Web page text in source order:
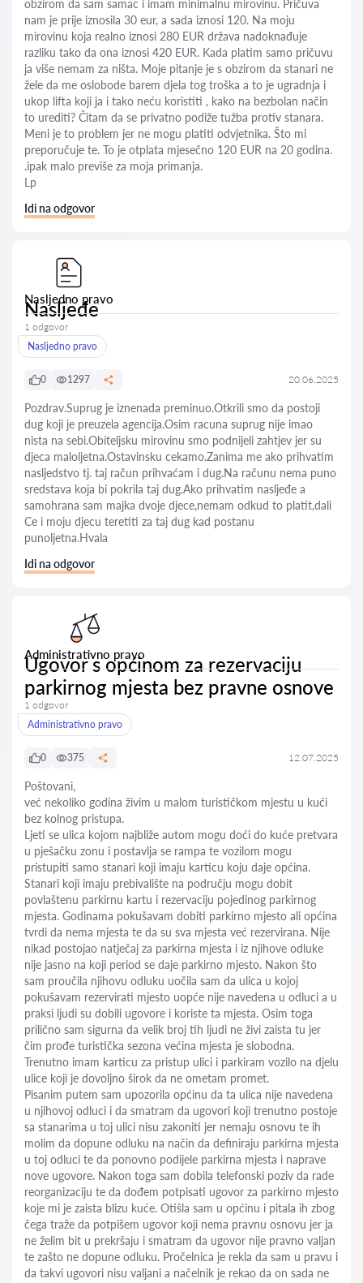
obzirom da sam samac i imam minimalnu mirovinu. Pričuva
nam je prije iznosila 30 eur, a sada iznosi 120. Na moju
mirovinu koja realno iznosi 280 EUR država nadoknađuje
razliku tako da ona iznosi 420 EUR. Kada platim samo pričuvu
ja više nemam za ništa. Moje pitanje je s obzirom da stanari ne
žele da me oslobode barem djela tog troška a to je ugradnja i
ukop lifta koji ja i tako neću koristiti , kako na bezbolan način
to urediti? Čitam da se privatno podiže tužba protiv stanara.
Meni je to problem jer ne mogu platiti odvjetnika. Što mi
preporučuje te. To je otplata mjesečno 120 EUR na 20 godina.
.ipak malo previše za moja primanja.
Lp
Idi na odgovor
Nasljedno pravo
Nasljeđe
1 odgovor
Nasljedno pravo
0 1297 20.06.2025
Pozdrav.Suprug je iznenada preminuo.Otkrili smo da postoji
dug koji je preuzela agencija.Osim racuna suprug nije imao
nista na sebi.Obiteljsku mirovinu smo podnijeli zahtjev jer su
djeca maloljetna.Ostavinsku cekamo.Zanima me ako prihvatim
nasljedstvo tj. taj račun prihvaćam i dug.Na računu nema puno
sredstava koja bi pokrila taj dug.Ako prihvatim nasljeđe a
samohrana sam majka dvoje djece,nemam odkud to platit,dali
Ce i moju djecu teretiti za taj dug kad postanu
punoljetna.Hvala
Idi na odgovor
Administrativno pravo
Ugovor s općinom za rezervaciju
parkirnog mjesta bez pravne osnove
1 odgovor
Administrativno pravo
0 375 12.07.2025
Poštovani,
već nekoliko godina živim u malom turističkom mjestu u kući
bez kolnog pristupa.
Ljeti se ulica kojom najbliže autom mogu doći do kuće pretvara
u pješačku zonu i postavlja se rampa te vozilom mogu
pristupiti samo stanari koji imaju karticu koju daje općina.
Stanari koji imaju prebivalište na području mogu dobit
povlaštenu parkirnu kartu i rezervaciju pojedinog parkirnog
mjesta. Godinama pokušavam dobiti parkirno mjesto ali općina
tvrdi da nema mjesta te da su sva mjesta već rezervirana. Nije
nikad postojao natječaj za parkirna mjesta i iz njihove odluke
nije jasno na koji period se daje parkirno mjesto. Nakon što
sam proučila njihovu odluku uočila sam da ulica u kojoj
pokušavam rezervirati mjesto uopće nije navedena u odluci a u
praksi ljudi su dobili ugovore i koriste ta mjesta. Osim toga
prilično sam sigurna da velik broj tih ljudi ne živi zaista tu jer
čim prođe turistička sezona većina mjesta je slobodna.
Trenutno imam karticu za pristup ulici i parkiram vozilo na djelu
ulice koji je dovoljno širok da ne ometam promet.
Pisanim putem sam upozorila općinu da ta ulica nije navedena
u njihovoj odluci i da smatram da ugovori koji trenutno postoje
sa stanarima u toj ulici nisu zakoniti jer nemaju osnovu te ih
molim da dopune odluku na način da definiraju parkirna mjesta
u toj odluci te da ponovno podijele parkirna mjesta i naprave
nove ugovore. Nakon toga sam dobila telefonski poziv da rade
reorganizaciju te da dođem potpisati ugovor za parkirno mjesto
koje mi je zaista blizu kuće. Otišla sam u općinu i pitala ih zbog
čega traže da potpišem ugovor koji nema pravnu osnovu jer ja
ne želim bit u prekršaju i smatram da ugovor nije pravno valjan
te zašto ne dopune odluku. Pročelnica je rekla da sam u pravu i
da takvi ugovori nisu valjani a načelnik je rekao da on sada ne